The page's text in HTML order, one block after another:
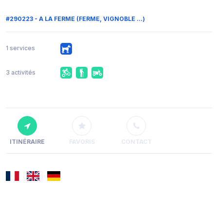
#290223 - A LA FERME (FERME, VIGNOBLE ...)
1 services
3 activités
ITINÉRAIRE FAVORIS CONTACT